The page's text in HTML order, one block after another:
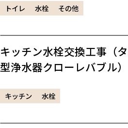
トイレ 水栓 その他
キッチン水栓交換工事（
型浄水器クローレバブル）
キッチン 水栓